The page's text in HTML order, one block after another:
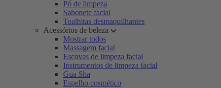
Pó de limpeza
Sabonete facial
Toalhitas desmaquilhantes
Acessórios de beleza
Mostrar todos
Massagem facial
Escovas de limpeza facial
Instrumentos de limpeza facial
Gua Sha
Espelho cosmético